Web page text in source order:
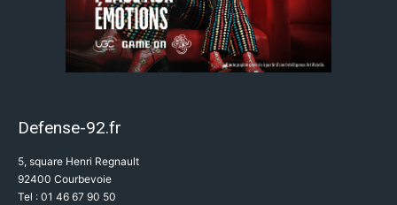
Defense-92.fr
5, square Henri Regnault
92400 Courbevoie
Tel : 01 46 67 90 50